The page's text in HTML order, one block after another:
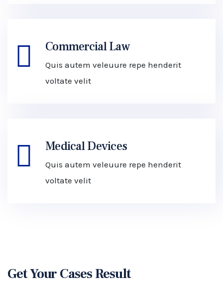
Commercial Law
Quis autem veleuure repe henderit
voltate velit
Medical Devices
Quis autem veleuure repe henderit
voltate velit
Get Your Cases Result